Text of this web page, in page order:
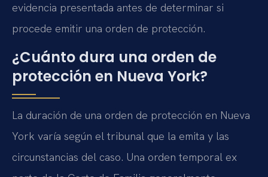
evidencia presentada antes de determinar si
procede emitir una orden de protección.
¿Cuánto dura una orden de
protección en Nueva York?
La duración de una orden de protección en Nueva
York varía según el tribunal que la emita y las
circunstancias del caso. Una orden temporal ex